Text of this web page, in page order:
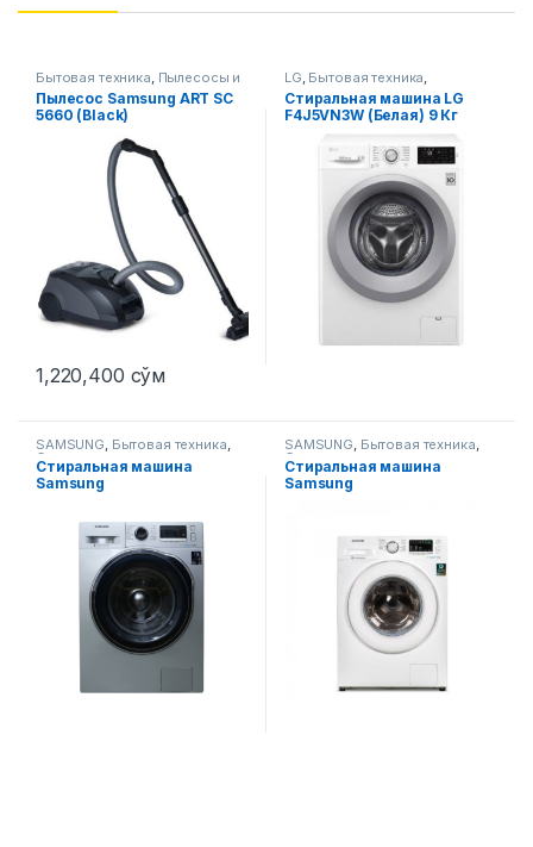
Бытовая техника Пылесосы и
аксессуары
Пылесос Samsung ART SC
5660 (Black)
1,220,400 сўм
LG Бытовая техника
Стиральные машины
Стиральная машина LG
F4J5VN3W (Белая) 9 Кг
SAMSUNG, Бытовая техника,
Стиральные машины
Стиральная машина
Samsung
SAMSUNG, Бытовая техника,
Стиральные машины
Стиральная машина
Samsung